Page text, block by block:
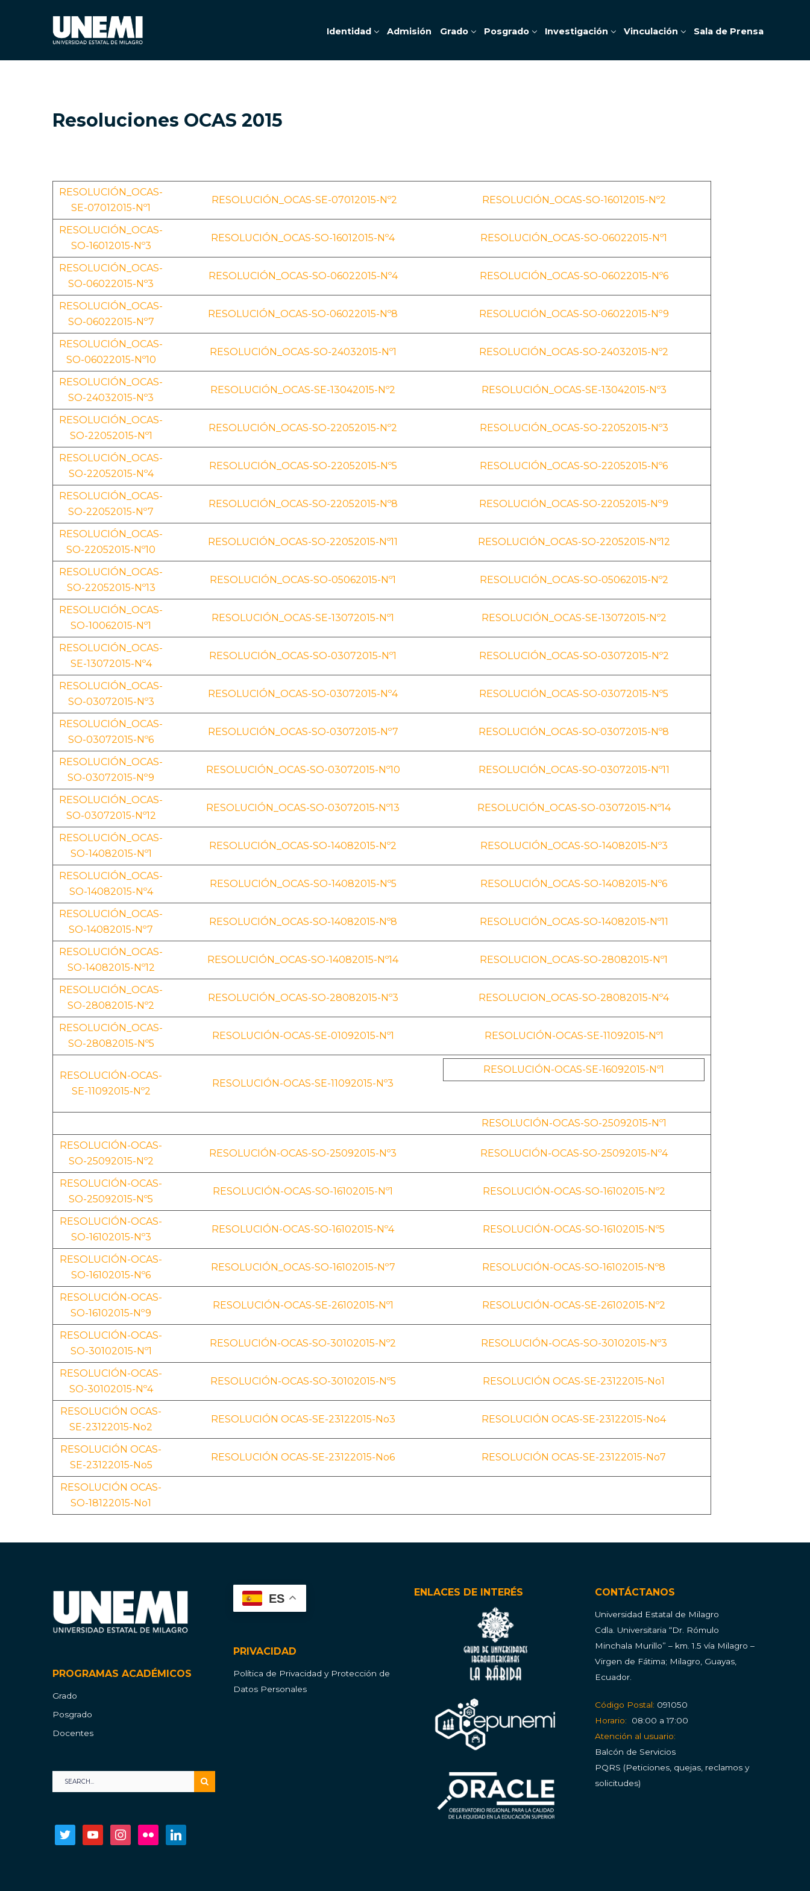
Identidad Admisión Grado Posgrado Investigación Vinculación Sala de Prensa
Resoluciones OCAS 2015
RESOLUCIÓN_OCAS-
SE-07012015-Nº1
RESOLUCIÓN_OCAS-SE-07012015-Nº2 RESOLUCIÓN_OCAS-SO-16012015-Nº2
RESOLUCIÓN_OCAS-
SO-16012015-Nº3
RESOLUCIÓN_OCAS-SO-16012015-Nº4 RESOLUCIÓN_OCAS-SO-06022015-Nº1
RESOLUCIÓN_OCAS-
SO-06022015-Nº3
RESOLUCIÓN_OCAS-SO-06022015-Nº4 RESOLUCIÓN_OCAS-SO-06022015-Nº6
RESOLUCIÓN_OCAS-
SO-06022015-Nº7
RESOLUCIÓN_OCAS-SO-06022015-Nº8 RESOLUCIÓN_OCAS-SO-06022015-Nº9
RESOLUCIÓN_OCAS-
SO-06022015-Nº10
RESOLUCIÓN_OCAS-SO-24032015-Nº1 RESOLUCIÓN_OCAS-SO-24032015-Nº2
RESOLUCIÓN_OCAS-
SO-24032015-Nº3
RESOLUCIÓN_OCAS-SE-13042015-Nº2 RESOLUCIÓN_OCAS-SE-13042015-Nº3
RESOLUCIÓN_OCAS-
SO-22052015-Nº1
RESOLUCIÓN_OCAS-SO-22052015-Nº2 RESOLUCIÓN_OCAS-SO-22052015-Nº3
RESOLUCIÓN_OCAS-
SO-22052015-Nº4
RESOLUCIÓN_OCAS-SO-22052015-Nº5 RESOLUCIÓN_OCAS-SO-22052015-Nº6
RESOLUCIÓN_OCAS-
SO-22052015-Nº7
RESOLUCIÓN_OCAS-SO-22052015-Nº8 RESOLUCIÓN_OCAS-SO-22052015-Nº9
RESOLUCIÓN_OCAS-
SO-22052015-Nº10
RESOLUCIÓN_OCAS-SO-22052015-Nº11 RESOLUCIÓN_OCAS-SO-22052015-Nº12
RESOLUCIÓN_OCAS-
SO-22052015-Nº13
RESOLUCIÓN_OCAS-SO-05062015-Nº1 RESOLUCIÓN_OCAS-SO-05062015-Nº2
RESOLUCIÓN_OCAS-
SO-10062015-Nº1
RESOLUCIÓN_OCAS-SE-13072015-Nº1 RESOLUCIÓN_OCAS-SE-13072015-Nº2
RESOLUCIÓN_OCAS-
SE-13072015-Nº4
RESOLUCIÓN_OCAS-SO-03072015-Nº1 RESOLUCIÓN_OCAS-SO-03072015-Nº2
RESOLUCIÓN_OCAS-
SO-03072015-Nº3
RESOLUCIÓN_OCAS-SO-03072015-Nº4 RESOLUCIÓN_OCAS-SO-03072015-Nº5
RESOLUCIÓN_OCAS-
SO-03072015-Nº6
RESOLUCIÓN_OCAS-SO-03072015-Nº7 RESOLUCIÓN_OCAS-SO-03072015-Nº8
RESOLUCIÓN_OCAS-
SO-03072015-Nº9
RESOLUCIÓN_OCAS-SO-03072015-Nº10 RESOLUCIÓN_OCAS-SO-03072015-Nº11
RESOLUCIÓN_OCAS-
SO-03072015-Nº12
RESOLUCIÓN_OCAS-SO-03072015-Nº13 RESOLUCIÓN_OCAS-SO-03072015-Nº14
RESOLUCIÓN_OCAS-
SO-14082015-Nº1
RESOLUCIÓN_OCAS-SO-14082015-Nº2 RESOLUCIÓN_OCAS-SO-14082015-Nº3
RESOLUCIÓN_OCAS-
SO-14082015-Nº4
RESOLUCIÓN_OCAS-SO-14082015-Nº5 RESOLUCIÓN_OCAS-SO-14082015-Nº6
RESOLUCIÓN_OCAS-
SO-14082015-Nº7
RESOLUCIÓN_OCAS-SO-14082015-Nº8 RESOLUCIÓN_OCAS-SO-14082015-Nº11
RESOLUCIÓN_OCAS-
SO-14082015-Nº12
RESOLUCIÓN_OCAS-SO-14082015-Nº14 RESOLUCION_OCAS-SO-28082015-Nº1
RESOLUCIÓN_OCAS-
SO-28082015-Nº2
RESOLUCIÓN_OCAS-SO-28082015-Nº3 RESOLUCION_OCAS-SO-28082015-Nº4
RESOLUCIÓN_OCAS-
SO-28082015-Nº5
RESOLUCIÓN-OCAS-SE-01092015-Nº1 RESOLUCIÓN-OCAS-SE-11092015-Nº1
RESOLUCIÓN-OCAS-
SE-11092015-Nº2
RESOLUCIÓN-OCAS-SE-11092015-Nº3
RESOLUCIÓN-OCAS-SE-16092015-Nº1
RESOLUCIÓN-OCAS-SO-25092015-Nº1
RESOLUCIÓN-OCAS-
SO-25092015-Nº2
RESOLUCIÓN-OCAS-SO-25092015-Nº3 RESOLUCIÓN-OCAS-SO-25092015-Nº4
RESOLUCIÓN-OCAS-
SO-25092015-Nº5
RESOLUCIÓN-OCAS-SO-16102015-Nº1 RESOLUCIÓN-OCAS-SO-16102015-Nº2
RESOLUCIÓN-OCAS-
SO-16102015-Nº3
RESOLUCIÓN-OCAS-SO-16102015-Nº4 RESOLUCIÓN-OCAS-SO-16102015-Nº5
RESOLUCIÓN-OCAS-
SO-16102015-Nº6
RESOLUCIÓN_OCAS-SO-16102015-Nº7 RESOLUCIÓN-OCAS-SO-16102015-Nº8
RESOLUCIÓN-OCAS-
SO-16102015-Nº9
RESOLUCIÓN-OCAS-SE-26102015-Nº1 RESOLUCIÓN-OCAS-SE-26102015-Nº2
RESOLUCIÓN-OCAS-
SO-30102015-Nº1
RESOLUCIÓN-OCAS-SO-30102015-Nº2 RESOLUCIÓN-OCAS-SO-30102015-Nº3
RESOLUCIÓN-OCAS-
SO-30102015-Nº4
RESOLUCIÓN-OCAS-SO-30102015-Nº5 RESOLUCIÓN OCAS-SE-23122015-No1
RESOLUCIÓN OCAS-
SE-23122015-No2
RESOLUCIÓN OCAS-SE-23122015-No3 RESOLUCIÓN OCAS-SE-23122015-No4
RESOLUCIÓN OCAS-
SE-23122015-No5
RESOLUCIÓN OCAS-SE-23122015-No6 RESOLUCIÓN OCAS-SE-23122015-No7
RESOLUCIÓN OCAS-
SO-18122015-No1
PROGRAMAS ACADÉMICOS
Grado
Posgrado
Docentes
twitter youtube instagramflickr
ES
PRIVACIDAD
Política de Privacidad y Protección de
Datos Personales
ENLACES DE INTERÉS CONTÁCTANOS
Universidad Estatal de Milagro
Cdla. Universitaria “Dr. Rómulo
Minchala Murillo” – km. 1.5 vía Milagro –
Virgen de Fátima; Milagro, Guayas,
Ecuador.
Código Postal: 091050
Horario:
08:00 a 17:00
Atención al usuario:
Balcón de Servicios
PQRS (Peticiones, quejas, reclamos y
solicitudes)